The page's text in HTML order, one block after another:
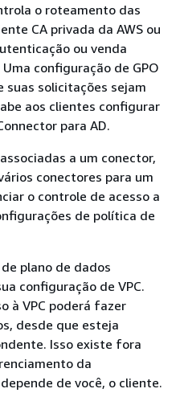
o roteamento das
CA privada da AWS ou
ou venda
configuração de GPO
suas solicitações sejam
aos clientes configurar
para AD.
a um conector,
conectores para um
o controle de acesso a
de política de
plano de dados
configuração de VPC.
à VPC poderá fazer
desde que esteja
Isso existe fora
da
de você, o cliente.